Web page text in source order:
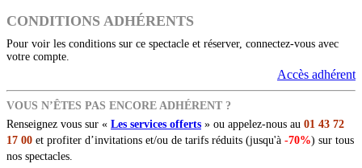
CONDITIONS ADHÉRENTS
Pour voir les conditions sur ce spectacle et réserver, connectez-vous avec
votre compte.
Accès adhérent
VOUS N’ÊTES PAS ENCORE ADHÉRENT ?
Renseignez vous sur « Les services offerts » ou appelez-nous au 01 43 72
17 00 et profiter d’invitations et/ou de tarifs réduits (jusqu'à -70%) sur tous
nos spectacles.